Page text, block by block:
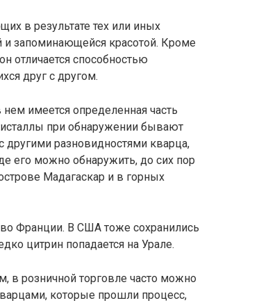
в результате тех или иных
и запоминающейся красотой. Кроме
отличается способностью
друг с другом.
нем имеется определенная часть
при обнаружении бывают
разновидностями кварца,
его можно обнаружить, до сих пор
Мадагаскар и в горных
Франции. В США тоже сохранились
цитрин попадается на Урале.
в розничной торговле часто можно
которые прошли процесс,